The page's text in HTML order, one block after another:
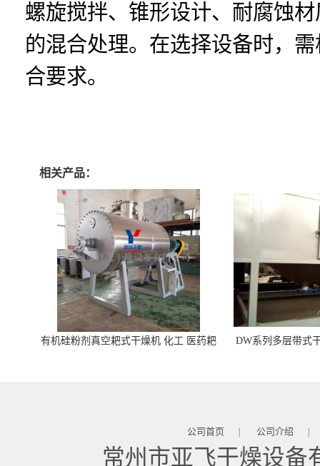
螺旋搅拌、锥形设计、耐腐蚀
的混合处理。在选择设备时，
合要求。
相关产品：
有机硅粉剂真空耙式干燥机 化工 医药耙
DW系列多层带式
公司首页 | 公司介绍 |
常州市亚飞干燥设备